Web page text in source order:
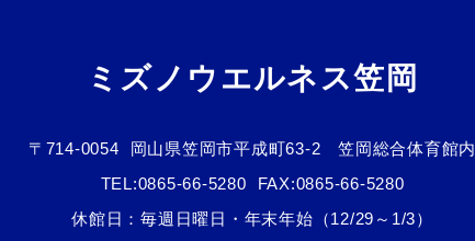
ミズノウエルネス笠岡
〒714-0054
岡山県笠岡市平成町63-2 笠岡総合体育館内
TEL:0865-66-5280
FAX:0865-66-5280
休館日：毎週日曜日・年末年始（12/29～1/3）